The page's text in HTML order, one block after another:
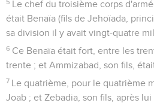
5 Le chef du troisième corps
était Benaïa (fils de Jehoïada,
sa division il y avait vingt-quatre
6 Ce Benaïa était fort, entre les
trente ; et Ammizabad, son fils,
7 Le quatrième, pour le quatrième
Joab ; et Zebadia, son fils, après